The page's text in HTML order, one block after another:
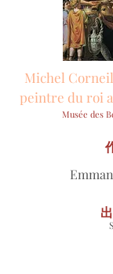
Michel
peintre du roi
Musée des